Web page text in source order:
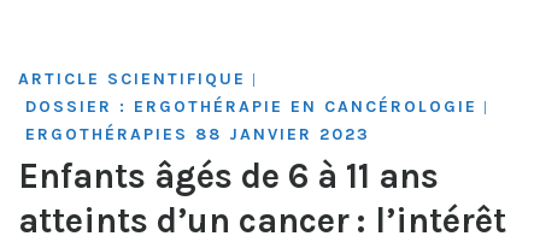
ARTICLE SCIENTIFIQUE |
DOSSIER : ERGOTHÉRAPIE EN CANCÉROLOGIE |
ERGOTHÉRAPIES 88 JANVIER 2023
Enfants âgés de 6 à 11 ans
atteints d’un cancer : l’intérêt